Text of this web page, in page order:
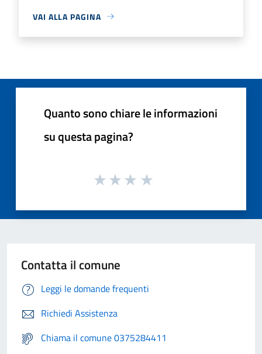
VAI ALLA PAGINA
Quanto sono chiare le informazioni
su questa pagina?
Contatta il comune
Leggi le domande frequenti
Richiedi Assistenza
Chiama il comune 0375284411